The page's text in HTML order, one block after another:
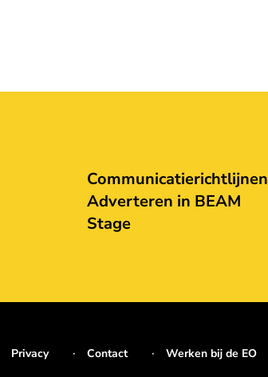
Communicatierichtlijnen
Adverteren in BEAM
Stage
Privacy Contact Werken bij de EO